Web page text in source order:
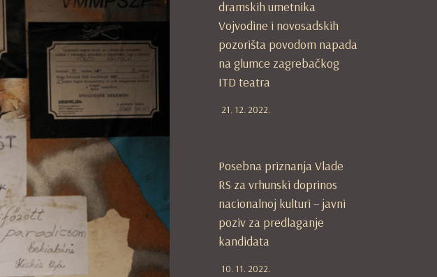
dramskih umetnika
Vojvodine i novosadskih
pozorišta povodom napada
na glumce zagrebačkog
ITD teatra
21. 12. 2022.
Posebna priznanja Vlade
RS za vrhunski doprinos
nacionalnoj kulturi – javni
poziv za predlaganje
kandidata
10. 11. 2022.